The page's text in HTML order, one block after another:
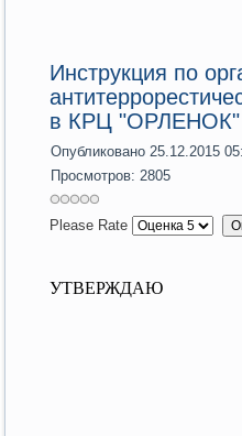
Инструкция по
в КРЦ "ОРЛЕНОК"
Опубликовано 25.12.2015
Просмотров: 2805
Please Rate
УТВЕРЖДАЮ